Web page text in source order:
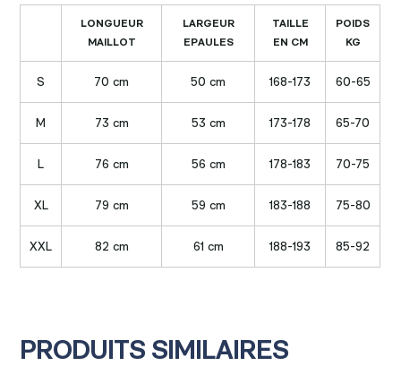
LONGUEUR
MAILLOT
LARGEUR
EPAULES
TAILLE
EN CM
POIDS
KG
S 70 cm 50 cm 168-173 60-65
M 73 cm 53 cm 173-178 65-70
L 76 cm 56 cm 178-183 70-75
XL 79 cm 59 cm 183-188 75-80
XXL 82 cm 61 cm 188-193 85-92
PRODUITS SIMILAIRES